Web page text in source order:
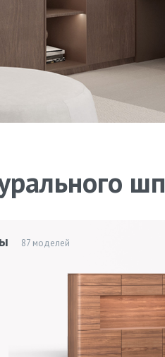
87 моделей